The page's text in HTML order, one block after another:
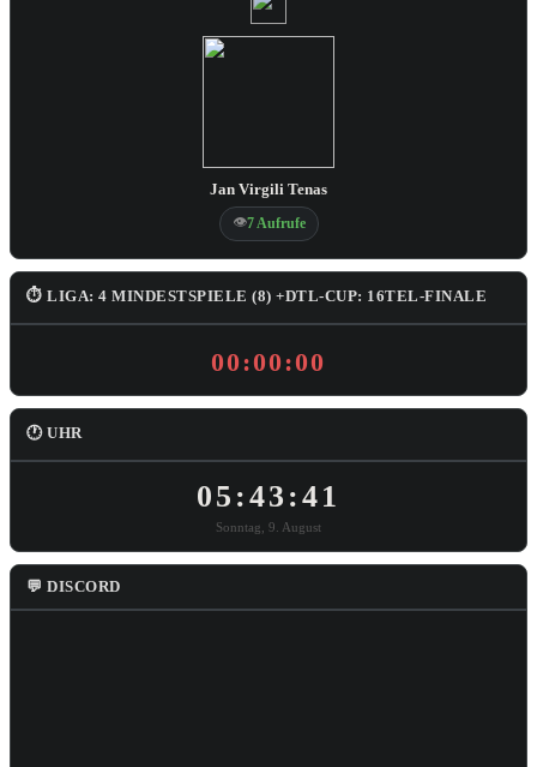
Jan Virgili Tenas
👁7 Aufrufe
⏱ LIGA: 4 MINDESTSPIELE (8) +DTL-CUP: 16TEL-FINALE
00:00:00
🕐 UHR
05:43:42
Sonntag, 9. August
💬 DISCORD